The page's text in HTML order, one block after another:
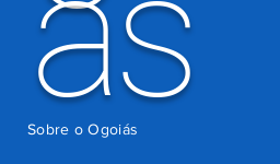
Sobre o Ogoiás